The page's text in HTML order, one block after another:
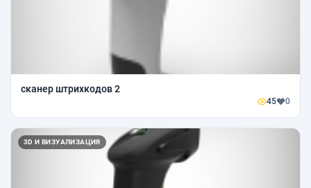
сканер штрихкодов 2
45 0
3D И ВИЗУАЛИЗАЦИЯ